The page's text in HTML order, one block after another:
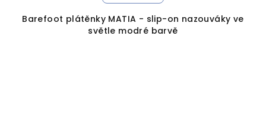
Barefoot plátěnky MATIA - slip-on nazouváky ve
světle modré barvě